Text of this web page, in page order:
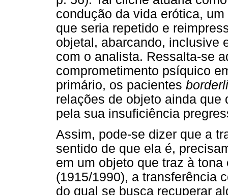
condução da vida erótica,
que seria repetido e
objetal, abarcando, inclusive
com o analista. Ressalta-se
comprometimento psíquico
primário, os pacientes
relações de objeto ainda que
pela sua insuficiência
Assim, pode-se dizer que a
sentido de que ela é,
em um objeto que traz à
(1915/1990), a transferência
do qual se busca recuperar